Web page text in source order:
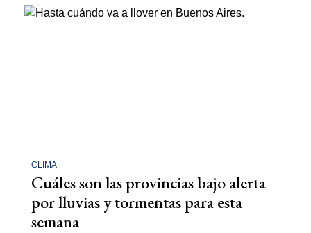
CLIMA
Cuáles son las provincias bajo alerta
por lluvias y tormentas para esta
semana